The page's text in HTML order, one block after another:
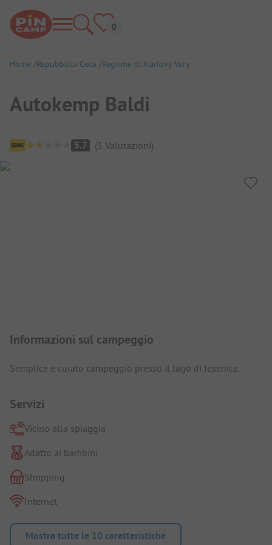
Home Repubblica Ceca Regione di Karlovy Vary
Autokemp Baldi
Panoramica del campeggio
5.7 (3 Valutazioni)
Informazioni sul campeggio
Semplice e curato campeggio presso il lago di Jesenice.
Servizi
Vicino alla spiaggia
Adatto ai bambini
Shopping
Internet
Mostra tutte le 10 caratteristiche